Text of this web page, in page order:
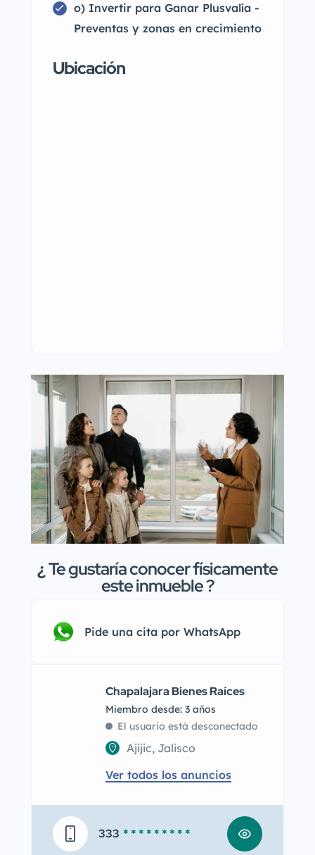
o) Invertir para Ganar Plusvalía -
Preventas y zonas en crecimiento
Ubicación
¿ Te gustaría conocer físicamente
este inmueble ?
Pide una cita por WhatsApp
Chapalajara Bienes Raíces
Miembro desde: 3 años
El usuario está desconectado
Ajijic, Jalisco
Ver todos los anuncios
333 * * * * * * * * *